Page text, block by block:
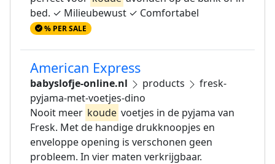
bed. ✓ Milieubewust ✓ Comfortabel
% PER SALE
American Express
babyslofje-online.nl products
fresk-
pyjama-met-voetjes-dino
Nooit meer koude voetjes in de pyjama van
Fresk. Met de handige drukknoopjes en
enveloppe opening is verschonen geen
probleem. In vier maten verkrijgbaar.